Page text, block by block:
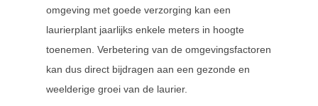
omgeving met goede verzorging kan een
laurierplant jaarlijks enkele meters in hoogte
toenemen. Verbetering van de omgevingsfactoren
kan dus direct bijdragen aan een gezonde en
weelderige groei van de laurier.